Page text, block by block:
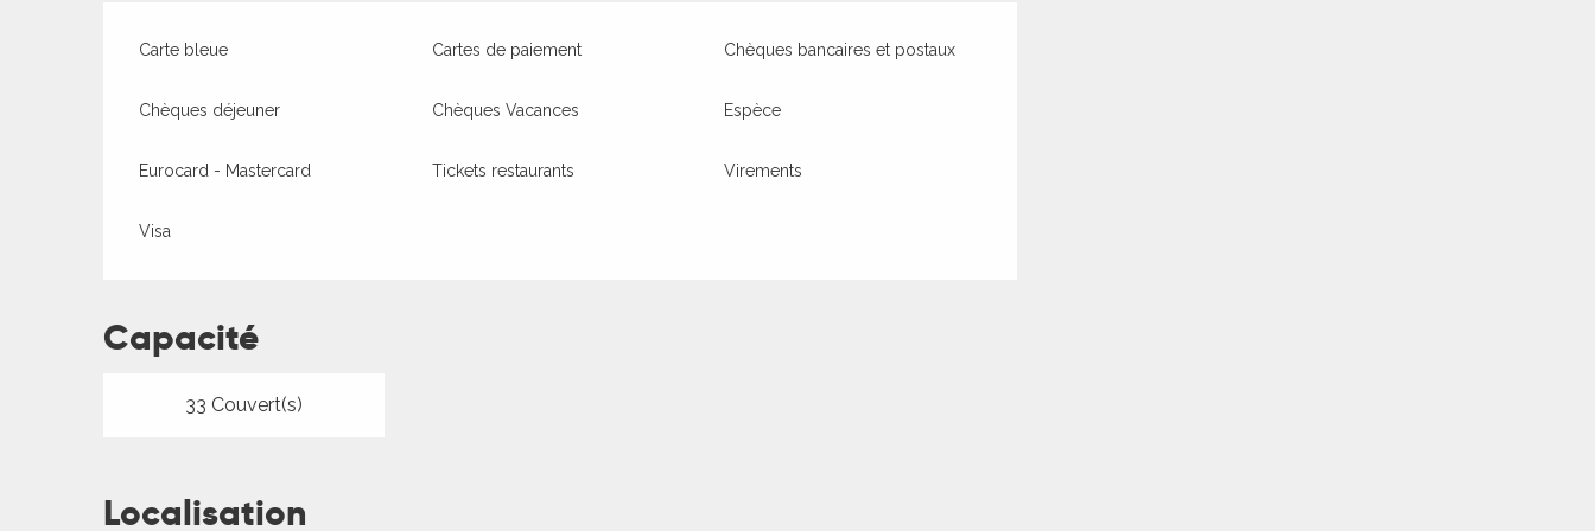
Carte bleue Cartes de paiement Chèques bancaires et postaux
Chèques déjeuner Chèques Vacances Espèce
Eurocard - Mastercard Tickets restaurants Virements
Visa
Capacité
33 Couvert(s)
Localisation